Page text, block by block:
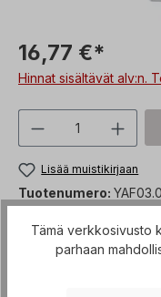
16,77 €*
Hinnat sisältävät alv:n.
Tuotteen
Lisää muistikirjaan
Tuotenumero:
custom_versand
Tämä verkkosivusto
parhaan